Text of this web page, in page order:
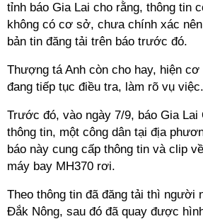
tỉnh báo Gia Lai cho rằng, thông tin
không có cơ sở, chưa chính xác
bản tin đăng tải trên báo trước đó.
Thượng tá Anh còn cho hay, hiện cơ
đang tiếp tục điều tra, làm rõ vụ việc.
Trước đó, vào ngày 7/9, báo Gia Lai
thông tin, một công dân tại địa
báo này cung cấp thông tin và clip
máy bay MH370 rơi.
Theo thông tin đã đăng tải thì người
Đắk Nông, sau đó đã quay được